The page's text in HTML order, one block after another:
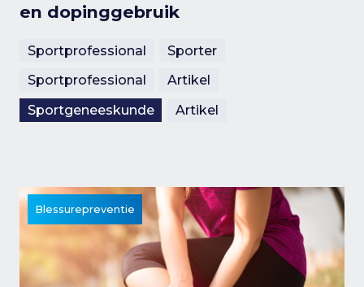
en dopinggebruik
Sportprofessional
Sporter
Sportprofessional
Artikel
Sportgeneeskunde
Artikel
Blessurepreventie